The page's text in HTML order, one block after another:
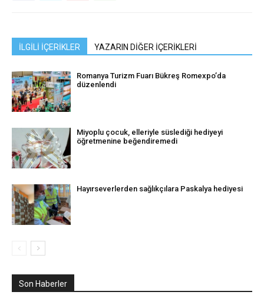
İLGİLİ İÇERİKLER YAZARIN DİĞER İÇERİKLERİ
Romanya Turizm Fuarı Bükreş Romexpo’da
düzenlendi
Miyoplu çocuk, elleriyle süslediği hediyeyi
öğretmenine beğendiremedi
Hayırseverlerden sağlıkçılara Paskalya hediyesi
Son Haberler